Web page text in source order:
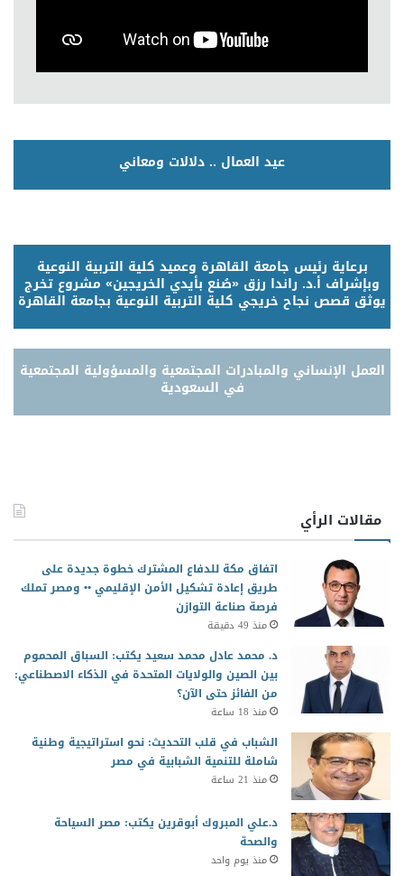
عيد العمال .. دلالات ومعاني
برعاية رئيس جامعة القاهرة وعميد كلية التربية النوعية
وبإشراف أ.د. راندا رزق «صُنع بأيدي الخريجين» مشروع تخرج
يوثق قصص نجاح خريجي كلية التربية النوعية بجامعة القاهرة
العمل الإنساني والمبادرات المجتمعية والمسؤولية المجتمعية
في السعودية
مقالات الرأي
اتفاق مكة للدفاع المشترك خطوة جديدة على
طريق إعادة تشكيل الأمن الإقليمي •• ومصر تملك
فرصة صناعة التوازن
منذ 49 دقيقة
د. محمد عادل محمد سعيد يكتب: السباق المحموم
بين الصين والولايات المتحدة في الذكاء الاصطناعي:
من الفائز حتى الآن؟
منذ 18 ساعة
الشباب في قلب التحديث: نحو استراتيجية وطنية
شاملة للتنمية الشبابية في مصر
منذ 21 ساعة
د.علي المبروك أبوقرين يكتب: مصر السياحة
والصحة
منذ يوم واحد